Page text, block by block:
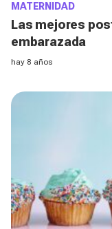
MATERNIDAD
Las mejores
embarazada
hay 8 años